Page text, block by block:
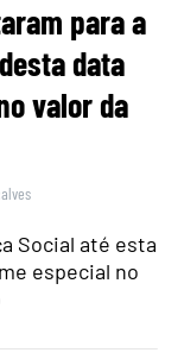
para a
data
valor da
Social até esta
especial no